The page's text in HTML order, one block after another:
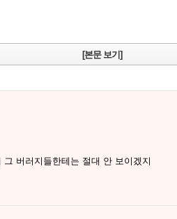
[본문 보기]
버러지들한테는 절대 안 보이겠지